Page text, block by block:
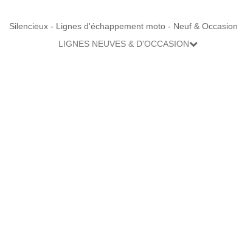
Silencieux - Lignes d'échappement moto - Neuf & Occasion
LIGNES NEUVES & D'OCCASION